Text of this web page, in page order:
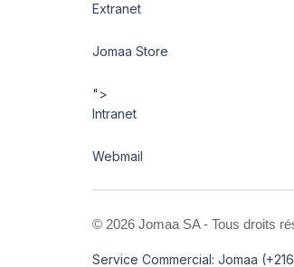
Extranet
Jomaa Store
">
Intranet
Webmail
© 2026 Jomaa SA - Tous droits
Service Commercial: Jomaa